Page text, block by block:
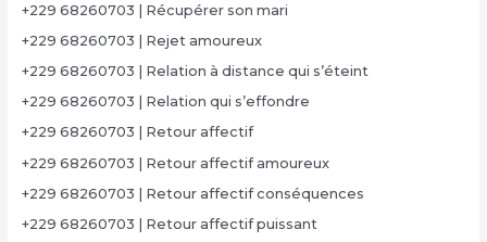
+229 68260703 | Récupérer son mari
+229 68260703 | Rejet amoureux
+229 68260703 | Relation à distance qui s’éteint
+229 68260703 | Relation qui s’effondre
+229 68260703 | Retour affectif
+229 68260703 | Retour affectif amoureux
+229 68260703 | Retour affectif conséquences
+229 68260703 | Retour affectif puissant